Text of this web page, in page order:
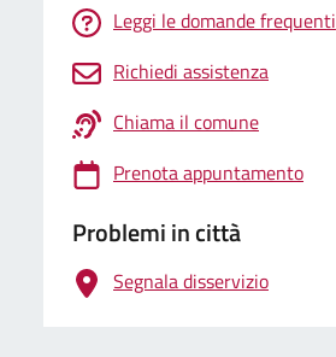
Leggi le domande frequenti
Richiedi assistenza
Chiama il comune
Prenota appuntamento
Problemi in città
Segnala disservizio